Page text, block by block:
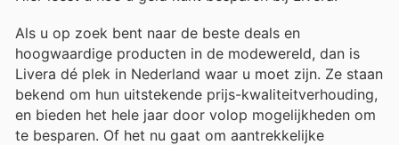
Als u op zoek bent naar de beste deals en
hoogwaardige producten in de modewereld, dan is
Livera dé plek in Nederland waar u moet zijn. Ze staan
bekend om hun uitstekende prijs-kwaliteitverhouding,
en bieden het hele jaar door volop mogelijkheden om
te besparen. Of het nu gaat om aantrekkelijke